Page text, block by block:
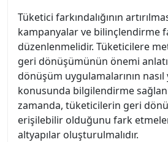
Tüketici farkındalığının
kampanyalar ve bilinçlendirme
düzenlenmelidir. Tüketicilere
geri dönüşümünün önemi
dönüşüm uygulamalarının nasıl
konusunda bilgilendirme
zamanda, tüketicilerin geri
erişilebilir olduğunu fark
altyapılar oluşturulmalıdır.